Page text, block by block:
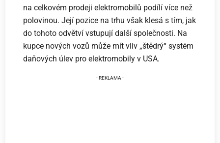
na celkovém prodeji elektromobilů podílí více než
polovinou. Její pozice na trhu však klesá s tím, jak
do tohoto odvětví vstupují další společnosti. Na
kupce nových vozů může mít vliv „štědrý“ systém
daňových úlev pro elektromobily v USA.